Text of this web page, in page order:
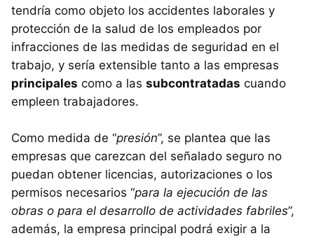
tendría como objeto los accidentes laborales y
protección de la salud de los empleados por
infracciones de las medidas de seguridad en el
trabajo, y sería extensible tanto a las empresas
principales como a las subcontratadas cuando
empleen trabajadores.
Como medida de “presión”, se plantea que las
empresas que carezcan del señalado seguro no
puedan obtener licencias, autorizaciones o los
permisos necesarios “para la ejecución de las
obras o para el desarrollo de actividades fabriles”,
además, la empresa principal podrá exigir a la